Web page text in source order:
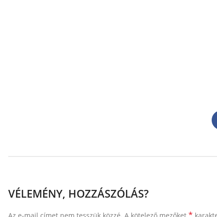
VÉLEMÉNY, HOZZÁSZÓLÁS?